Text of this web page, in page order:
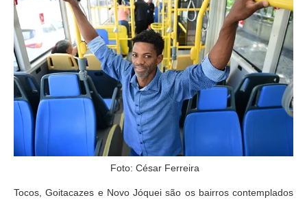
Foto: César Ferreira
Tocos, Goitacazes e Novo Jóquei são os bairros contemplados